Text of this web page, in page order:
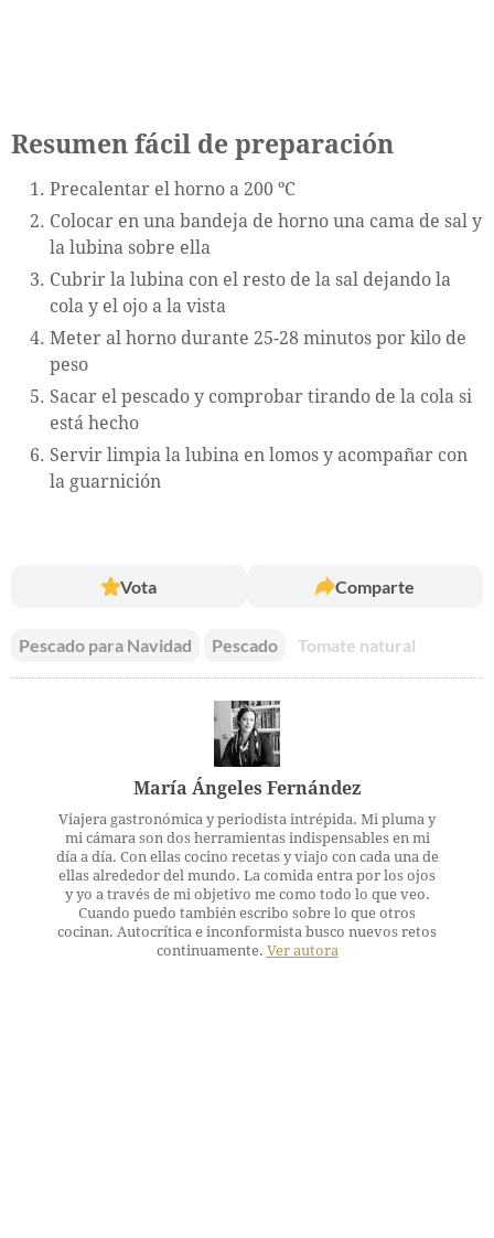
Resumen fácil de preparación
Precalentar el horno a 200 ºC
Colocar en una bandeja de horno una cama de sal y
la lubina sobre ella
Cubrir la lubina con el resto de la sal dejando la
cola y el ojo a la vista
Meter al horno durante 25-28 minutos por kilo de
peso
Sacar el pescado y comprobar tirando de la cola si
está hecho
Servir limpia la lubina en lomos y acompañar con
la guarnición
Vota Comparte
Pescado para Navidad Pescado Tomate natural
María Ángeles Fernández
Viajera gastronómica y periodista intrépida. Mi pluma y
mi cámara son dos herramientas indispensables en mi
día a día. Con ellas cocino recetas y viajo con cada una de
ellas alrededor del mundo. La comida entra por los ojos
y yo a través de mi objetivo me como todo lo que veo.
Cuando puedo también escribo sobre lo que otros
cocinan. Autocrítica e inconformista busco nuevos retos
continuamente. Ver autora